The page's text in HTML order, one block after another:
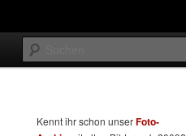
Kennt ihr schon unserFoto-